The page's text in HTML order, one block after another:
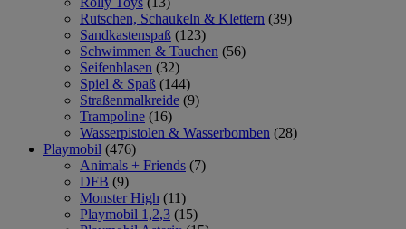
Rutschen, Schaukeln & Klettern (39)
Sandkastenspaß (123)
Schwimmen & Tauchen (56)
Seifenblasen (32)
Spiel & Spaß (144)
Straßenmalkreide (9)
Trampoline (16)
Wasserpistolen & Wasserbomben (28)
Playmobil (476)
Animals + Friends (7)
DFB (9)
Monster High (11)
Playmobil 1,2,3 (15)